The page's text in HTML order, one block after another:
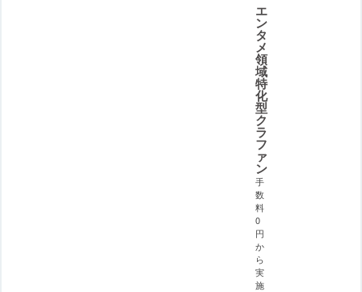
エ
ン
タ
メ
領
域
特
化
型
ク
ラ
フ
ァ
ン
手
数
料
0
円
か
ら
実
施